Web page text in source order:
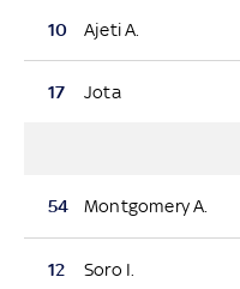
10 Ajeti A.
17 Jota
54 Montgomery A.
12 Soro I.